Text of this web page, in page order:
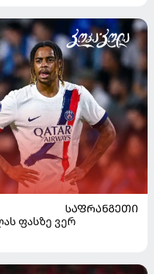
ᲡᲐᲤᲠᲐᲜᲒᲔᲗᲘ
ფასზე ვერ